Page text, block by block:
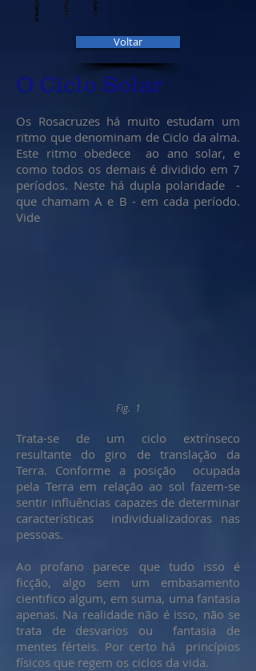
O Ciclo Solar
Os Rosacruzes há muito estudam um
ritmo que denominam de Ciclo da alma.
Este ritmo obedece ao ano solar, e
como todos os demais é dividido em 7
períodos. Neste há dupla polaridade -
que chamam A e B - em cada período.
Vide
Fig. 1
Trata-se de um ciclo extrínseco
resultante do giro de translação da
Terra. Conforme a posição ocupada
pela Terra em relação ao sol fazem-se
sentir influências capazes de determinar
características individualizadoras nas
pessoas.
Ao profano parece que tudo isso é
ficção, algo sem um embasamento
cientifico algum, em suma, uma fantasia
apenas. Na realidade não é isso, não se
trata de desvarios ou fantasia de
mentes férteis. Por certo há princípios
físicos que regem os ciclos da vida.
Voltar